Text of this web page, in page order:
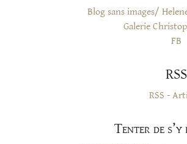
Blog sans images/
Galerie
FB
RSS
RSS -
Tenter de